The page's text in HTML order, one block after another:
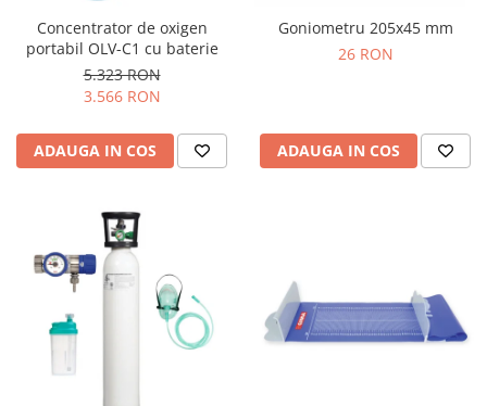
Concentrator de oxigen
portabil OLV-C1 cu baterie
5.323 RON
3.566 RON
ADAUGA IN COS
Goniometru 205x45 mm
26 RON
ADAUGA IN COS